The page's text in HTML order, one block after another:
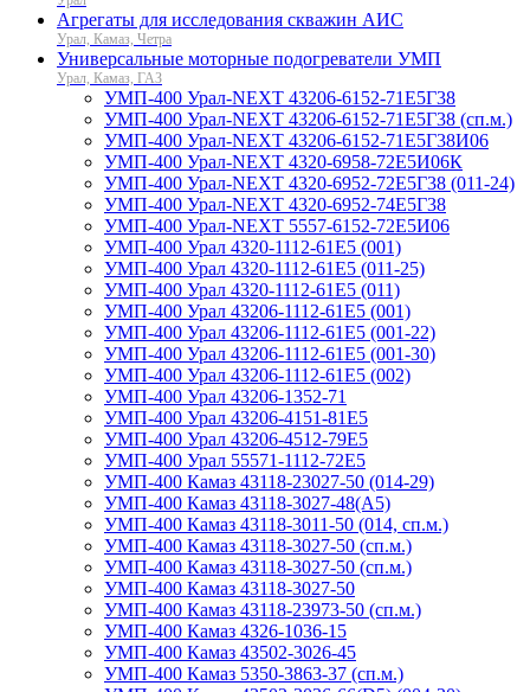
Агрегаты для исследования скважин АИС
Урал, Камаз, Четра
Универсальные моторные подогреватели УМП
Урал, Камаз, ГАЗ
УМП-400 Урал-NEXT 43206-6152-71Е5Г38
УМП-400 Урал-NEXT 43206-6152-71Е5Г38 (сп.м.)
УМП-400 Урал-NEXT 43206-6152-71Е5Г38И06
УМП-400 Урал-NEXT 4320-6958-72Е5И06К
УМП-400 Урал-NEXT 4320-6952-72Е5Г38 (011-24)
УМП-400 Урал-NEXT 4320-6952-74Е5Г38
УМП-400 Урал-NEXT 5557-6152-72Е5И06
УМП-400 Урал 4320-1112-61Е5 (001)
УМП-400 Урал 4320-1112-61Е5 (011-25)
УМП-400 Урал 4320-1112-61Е5 (011)
УМП-400 Урал 43206-1112-61Е5 (001)
УМП-400 Урал 43206-1112-61Е5 (001-22)
УМП-400 Урал 43206-1112-61Е5 (001-30)
УМП-400 Урал 43206-1112-61Е5 (002)
УМП-400 Урал 43206-1352-71
УМП-400 Урал 43206-4151-81Е5
УМП-400 Урал 43206-4512-79Е5
УМП-400 Урал 55571-1112-72Е5
УМП-400 Камаз 43118-23027-50 (014-29)
УМП-400 Камаз 43118-3027-48(A5)
УМП-400 Камаз 43118-3011-50 (014, сп.м.)
УМП-400 Камаз 43118-3027-50 (сп.м.)
УМП-400 Камаз 43118-3027-50 (сп.м.)
УМП-400 Камаз 43118-3027-50
УМП-400 Камаз 43118-23973-50 (сп.м.)
УМП-400 Камаз 4326-1036-15
УМП-400 Камаз 43502-3026-45
УМП-400 Камаз 5350-3863-37 (сп.м.)